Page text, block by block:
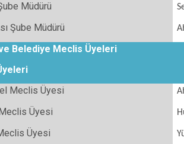
Müdürü
Şube Müdürü
Belediye Meclis Üyeleri
Meclis Üyesi
Üyesi
Üyesi